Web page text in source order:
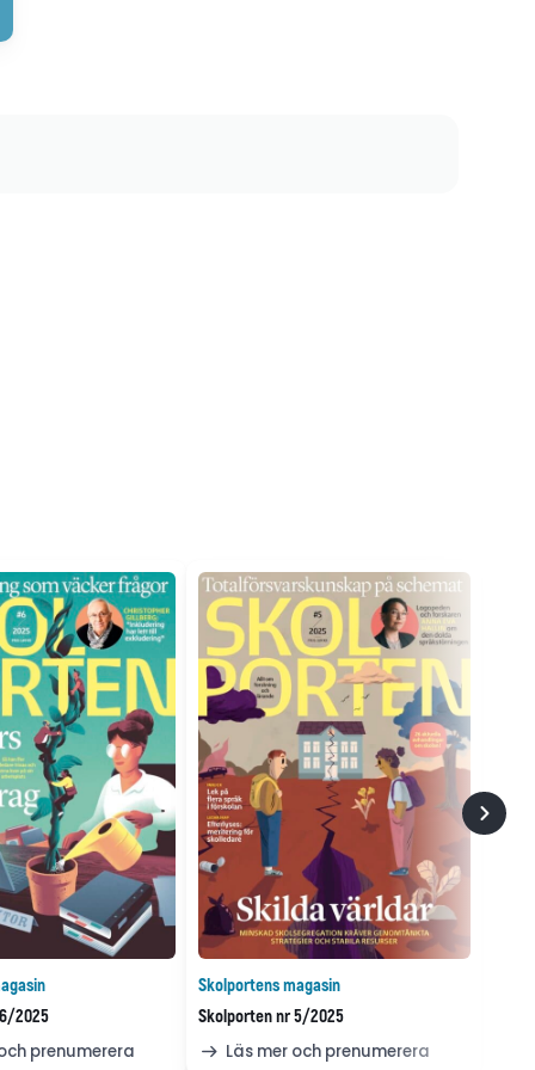
2025
prenumerera
Skolportens magasin
Skolporten nr 5/2025
Läs mer och prenumerera